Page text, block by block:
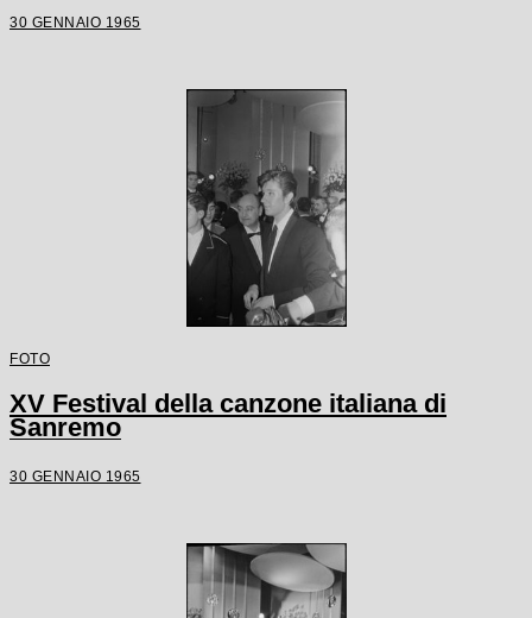
30 GENNAIO 1965
FOTO
XV Festival della canzone italiana di
Sanremo
30 GENNAIO 1965